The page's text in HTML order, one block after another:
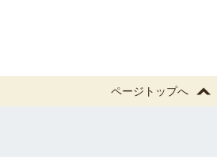
ページトップへ